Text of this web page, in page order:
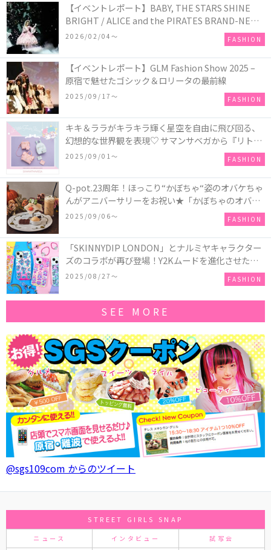
【イベントレポート】BABY, THE STARS SHINE
BRIGHT / ALICE and the PIRATES BRAND-NEW
COLLECTION in TOKYO
2026/02/04〜 FASHION
【イベントレポート】GLM Fashion Show 2025 –
原宿で魅せたゴシック＆ロリータの最前線
2025/09/17〜 FASHION
キキ＆ララがキラキラ輝く星空を自由に飛び回る、
幻想的な世界観を表現♡ サマンサベガから『リトル
ツインスターズ』50周年アニバーサリーイヤー』を
2025/09/01〜 FASHION
Q-pot.23周年！ほっこり“かぼちゃ“姿のオバケちゃ
んがアニバーサリーをお祝い★「かぼちゃのオバケ
ーキアクセサリー」が新発売！Q-pot CAFE.では
「かぼちゃのオバケーキプレート」も登場
2025/09/06〜 FASHION
「SKINNYDIP LONDON」とナルミヤキャラクター
ズのコラボが再び登場！Y2Kムードを進化させた新
作コレクションを発売♪
2025/08/27〜 FASHION
SEE MORE
@sgs109com からのツイート
STREET GIRLS SNAP
ニュース インタビュー 試写会